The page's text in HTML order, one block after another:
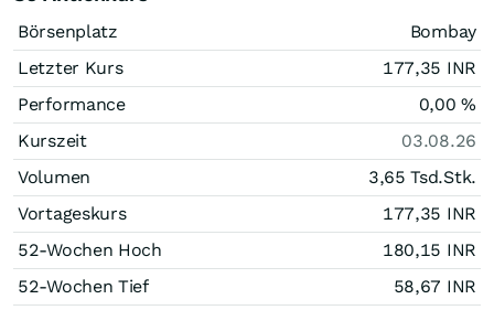
Börsenplatz
Bombay
Letzter Kurs
177,35 INR
Performance
0,00%
Kurszeit
03.08.26
Volumen
3,65 Tsd.Stk.
Vortageskurs
177,35 INR
52-Wochen Hoch
180,15 INR
52-Wochen Tief
58,67 INR